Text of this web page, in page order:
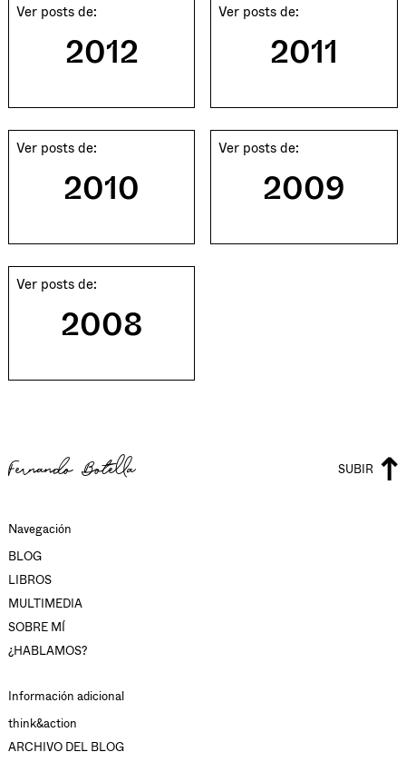
Ver posts de:
2012
Ver posts de:
2011
Ver posts de:
2010
Ver posts de:
2009
Ver posts de:
2008
Fernando Botella SUBIR
Navegación
BLOG
LIBROS
MULTIMEDIA
SOBRE MÍ
¿HABLAMOS?
Información adicional
think&action
ARCHIVO DEL BLOG